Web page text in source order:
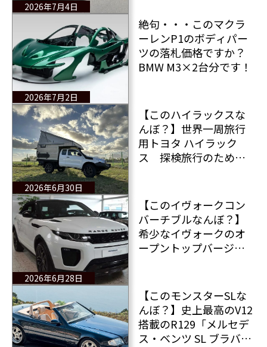
2026年7月4日
だ・・・
2026年7月2日
絶句・・・このマクラ
ーレンP1のボディパー
ツの落札価格ですか？
BMW M3×2台分です！
2026年6月30日
【このハイラックスな
んぼ？】世界一周旅行
用トヨタ ハイラック
ス 探検旅行のために
ド ハイラックス販売
中！
2026年6月28日
【このイヴォークコン
バーチブルなんぼ？】
希少なイヴォークのオ
ープントップバージョ
ル」
【このモンスターSLな
んぼ？】史上最高のV12
搭載のR129「メルセデ
ス・ベンツ SL ブラバス